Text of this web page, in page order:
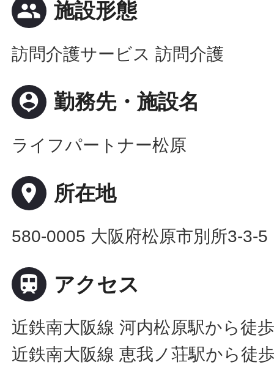
people 施設形態
訪問介護サービス 訪問介護
person_pin 勤務先・施設名
ライフパートナー松原
place 所在地
580-0005 大阪府松原市別所3-3-5
 アクセス
近鉄南大阪線 河内松原駅から徒
近鉄南大阪線 恵我ノ荘駅から徒